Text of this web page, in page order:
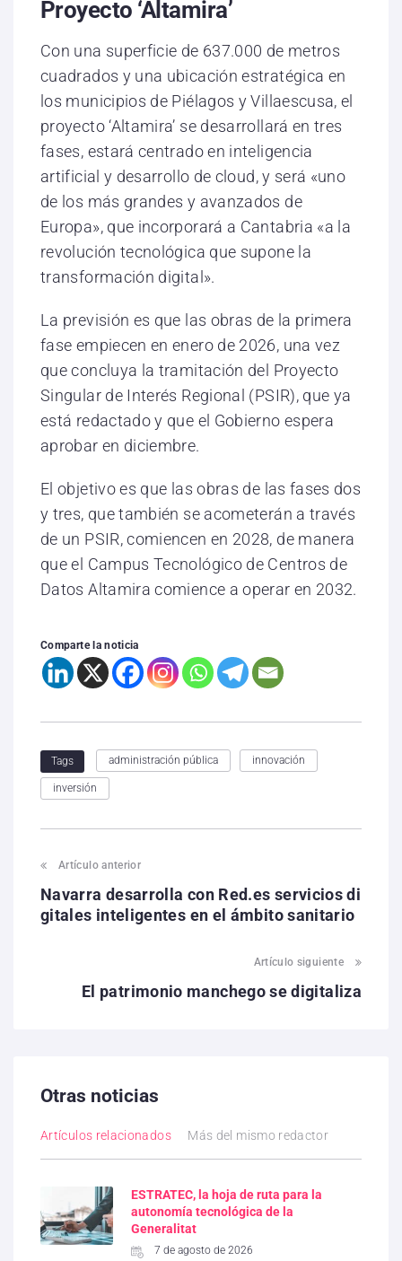
Proyecto ‘Altamira’
Con una superficie de 637.000 de metros
cuadrados y una ubicación estratégica en
los municipios de Piélagos y Villaescusa, el
proyecto ‘Altamira’ se desarrollará en tres
fases, estará centrado en inteligencia
artificial y desarrollo de cloud, y será «uno
de los más grandes y avanzados de
Europa», que incorporará a Cantabria «a la
revolución tecnológica que supone la
transformación digital».
La previsión es que las obras de la primera
fase empiecen en enero de 2026, una vez
que concluya la tramitación del Proyecto
Singular de Interés Regional (PSIR), que ya
está redactado y que el Gobierno espera
aprobar en diciembre.
El objetivo es que las obras de las fases dos
y tres, que también se acometerán a través
de un PSIR, comiencen en 2028, de manera
que el Campus Tecnológico de Centros de
Datos Altamira comience a operar en 2032.
Comparte la noticia
Tags administración pública innovación
inversión
Artículo anterior
Navarra desarrolla con Red.es servicios di
gitales inteligentes en el ámbito sanitario
Artículo siguiente
El patrimonio manchego se digitaliza
Otras noticias
Artículos relacionados Más del mismo redactor
ESTRATEC, la hoja de ruta para la
autonomía tecnológica de la
Generalitat
7 de agosto de 2026